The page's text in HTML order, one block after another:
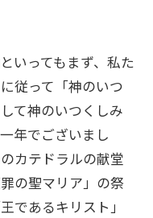
いってもまず、私た
従って「神のいつ
て神のいつくしみ
年でございまし
カテドラルの献堂
の聖マリア」の祭
であるキリスト」